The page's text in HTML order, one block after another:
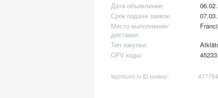
Дата объявления:
Срок подачи заявок:
Место выполнения/
доставки:
Тип закупки:
CPV коды:
Iepirkumi.lv ID номер: